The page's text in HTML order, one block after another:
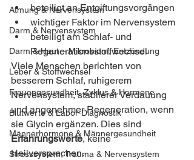
Atmung & Nervensystem
Darm & Nervensystem
Darm & Haut – Mikrobiom, Entzündung
Leber & Stoffwechsel
Frauengesundheit, Zyklus & Hormone
Blutwerte & Labor-Diagnostik
Männerhormone & Männergesundheit
Stresssystem, Trauma & Nervensystem
beteiligt an Entgiftungsvorgängen
wichtiger Faktor im Nervensystem
beteiligt am Schlaf- und
Regenerationsstoffwechsel
Viele Menschen berichten von
besserem Schlaf, ruhigerem
Nervensystem, stabilerer Verdauung
und angenehmer Regeneration, wenn
sie Glycin ergänzen. Dies sind
Erfahrungswerte, keine
Heilversprechen.